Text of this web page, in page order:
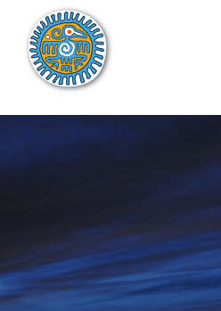
replica rolex air king watches